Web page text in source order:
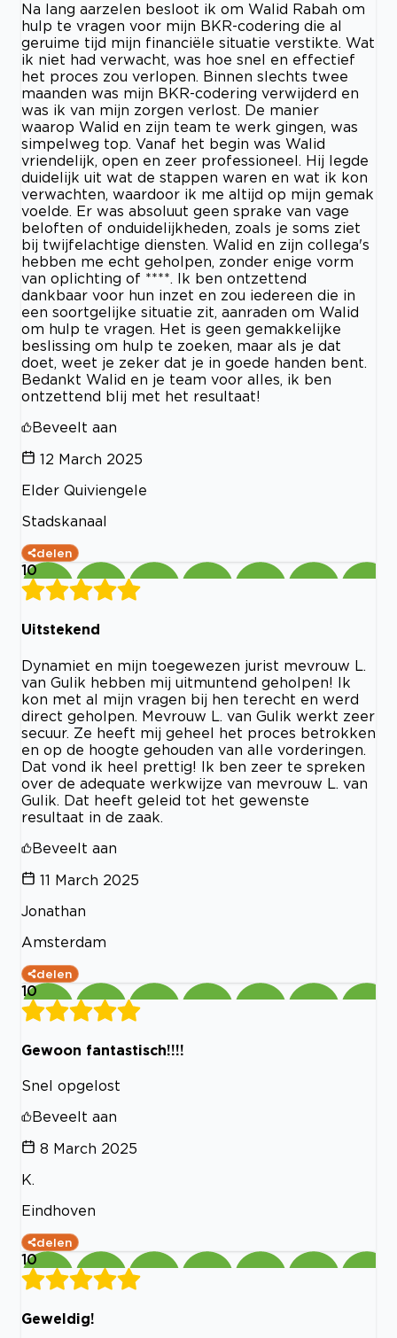
Na lang aarzelen besloot ik om Walid Rabah om
hulp te vragen voor mijn BKR-codering die al
geruime tijd mijn financiële situatie verstikte. Wat
ik niet had verwacht, was hoe snel en effectief
het proces zou verlopen. Binnen slechts twee
maanden was mijn BKR-codering verwijderd en
was ik van mijn zorgen verlost. De manier
waarop Walid en zijn team te werk gingen, was
simpelweg top. Vanaf het begin was Walid
vriendelijk, open en zeer professioneel. Hij legde
duidelijk uit wat de stappen waren en wat ik kon
verwachten, waardoor ik me altijd op mijn gemak
voelde. Er was absoluut geen sprake van vage
beloften of onduidelijkheden, zoals je soms ziet
bij twijfelachtige diensten. Walid en zijn collega's
hebben me echt geholpen, zonder enige vorm
van oplichting of ****. Ik ben ontzettend
dankbaar voor hun inzet en zou iedereen die in
een soortgelijke situatie zit, aanraden om Walid
om hulp te vragen. Het is geen gemakkelijke
beslissing om hulp te zoeken, maar als je dat
doet, weet je zeker dat je in goede handen bent.
Bedankt Walid en je team voor alles, ik ben
ontzettend blij met het resultaat!
Beveelt aan
12 March 2025
Elder Quiviengele
Stadskanaal
delen
10
Uitstekend
Dynamiet en mijn toegewezen jurist mevrouw L.
van Gulik hebben mij uitmuntend geholpen! Ik
kon met al mijn vragen bij hen terecht en werd
direct geholpen. Mevrouw L. van Gulik werkt zeer
secuur. Ze heeft mij geheel het proces betrokken
en op de hoogte gehouden van alle vorderingen.
Dat vond ik heel prettig! Ik ben zeer te spreken
over de adequate werkwijze van mevrouw L. van
Gulik. Dat heeft geleid tot het gewenste
resultaat in de zaak.
Beveelt aan
11 March 2025
Jonathan
Amsterdam
delen
10
Gewoon fantastisch!!!!
Snel opgelost
Beveelt aan
8 March 2025
K.
Eindhoven
delen
10
Geweldig!